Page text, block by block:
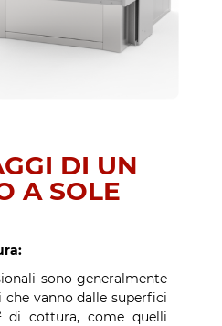
DI UN
A SOLE
sono generalmente
vanno dalle superfici
di cottura, come quelli